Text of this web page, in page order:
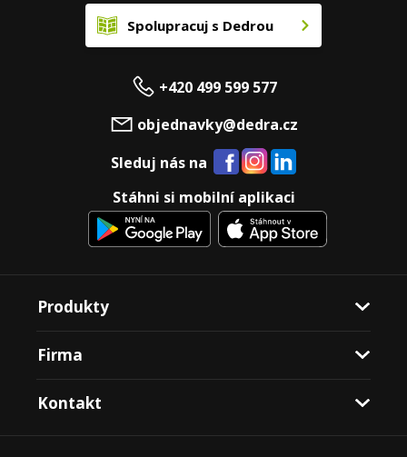
Spolupracuj s Dedrou
+420 499 599 577
objednavky@dedra.cz
Sleduj nás na
Stáhni si mobilní aplikaci
Produkty
Firma
Kontakt